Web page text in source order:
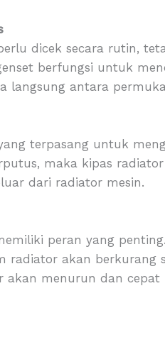
dicek secara rutin,
berfungsi untuk
langsung antara
terpasang untuk
maka kipas
dari radiator mesin.
peran yang
radiator akan berkurang
menurun dan